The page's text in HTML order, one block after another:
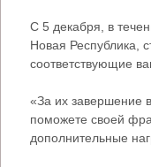
С 5 декабря, в
Новая Республика,
соответствующие
«За их завершение
поможете своей
дополнительные